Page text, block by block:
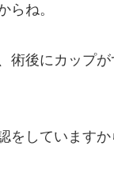
らね。
術後にカップ
をしていますか